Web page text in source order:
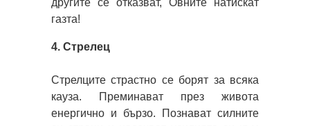
газта!
4. Стрелец
Стрелците страстно се борят за всяка
кауза. Преминават през живота
енергично и бързо. Познават силните